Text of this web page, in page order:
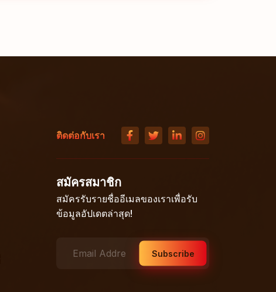
ติดต่อกับเรา
สมัครสมาชิก
สมัครรับรายชื่ออีเมลของเราเพื่อรับ
ข้อมูลอัปเดตล่าสุด!
Subscribe